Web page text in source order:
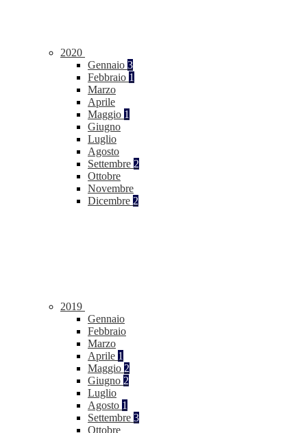
2020
Gennaio 3
Febbraio 1
Marzo
Aprile
Maggio 1
Giugno
Luglio
Agosto
Settembre 2
Ottobre
Novembre
Dicembre 2
2019
Gennaio
Febbraio
Marzo
Aprile 1
Maggio 2
Giugno 2
Luglio
Agosto 1
Settembre 3
Ottobre